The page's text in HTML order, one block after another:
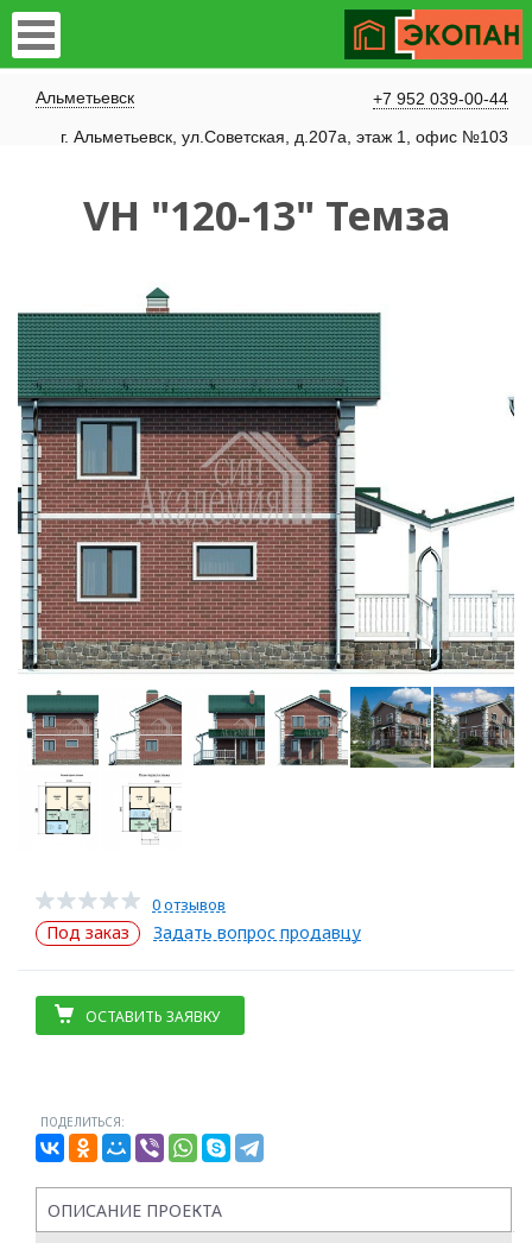
Альметьевск
+7 952 039-00-44
г. Альметьевск, ул.Советская, д.207а, этаж 1, офис №103
VH "120-13" Темза
0 отзывов
Под заказ Задать вопрос продавцу
ОСТАВИТЬ ЗАЯВКУ
ПОДЕЛИТЬСЯ:
ОПИСАНИЕ ПРОЕКТА